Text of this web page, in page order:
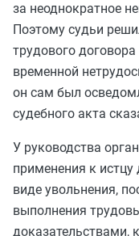
за неоднократное
Поэтому судьи
трудового
временной
он сам был
судебного акта
У руководства
применения к
виде увольнения,
выполнения
доказательствами,